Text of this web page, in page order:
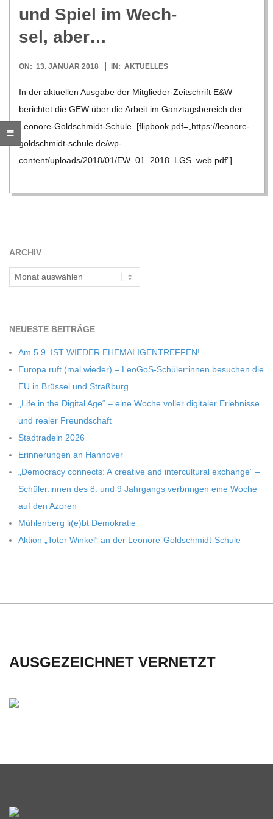
O
R
E
G
O
L
S
H
M
I
D
T
-
S
H
L
E
und Spiel im Wech­
sel, aber…
2018-
ON: 13. JANUAR 2018 IN: AKTUELLES
In der aktu­el­len Aus­gabe der Mit­­glie­­der-Zei­t­­schrift E&W
berich­tet die GEW über die Arbeit im Ganz­tags­be­reich der
Leo­nore-Gold­schmidt-Schule. [flip­book pdf=„https://leonore-
goldschmidt-schule.de/wp-
content/uploads/2018/01/EW_01_2018_LGS_web.pdf”]
ARCHIV
Archiv
NEU­ESTE BEITRÄGE
Am 5.9. IST WIEDER EHEMALIGENTREFFEN!
Europa ruft (mal wie­der) – LeoGoS-Schüler:innen besu­chen die
EU in Brüs­sel und Straßburg
„Life in the Digi­tal Age“ – eine Woche vol­ler digi­ta­ler Erleb­nisse
und rea­ler Freundschaft
Stadt­ra­deln 2026
Erin­ne­run­gen an Hannover
„Demo­cracy con­nects: A crea­tive and inter­cul­tu­ral exch­ange” –
Schüler:innen des 8. und 9 Jahr­gangs ver­brin­gen eine Woche
auf den Azoren
Müh­len­berg li(e)bt Demokratie
Aktion „Toter Win­kel“ an der Leonore-Goldschmidt-Schule
AUSGEZEICHNET VERNETZT